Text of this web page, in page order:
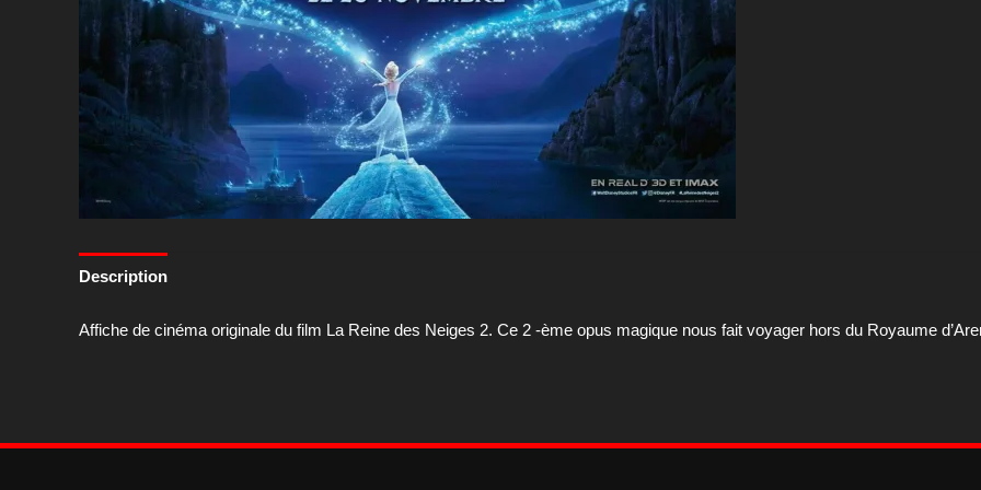
Description
Affiche de cinéma originale du film La Reine des Neiges 2. Ce 2 -ème opus magique nous fait voyager hors du Royaume